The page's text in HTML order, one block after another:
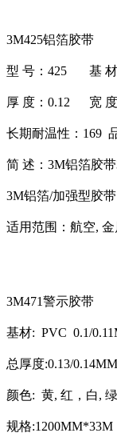
3M425铝箔胶带
型 号：425 基 材
厚 度：0.12 宽 度
长期耐温性：169
简 述：3M铝箔胶
3M铝箔/加强型胶
适用范围：航空,
3M471警示胶带
基材: PVC 0.1/
总厚度:0.13/0.14MM
颜色: 黄, 红，白,
规格